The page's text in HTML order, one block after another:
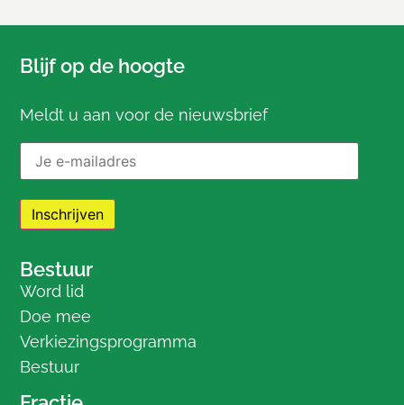
Blijf op de hoogte
Meldt u aan voor de nieuwsbrief
Bestuur
Word lid
Doe mee
Verkiezingsprogramma
Bestuur